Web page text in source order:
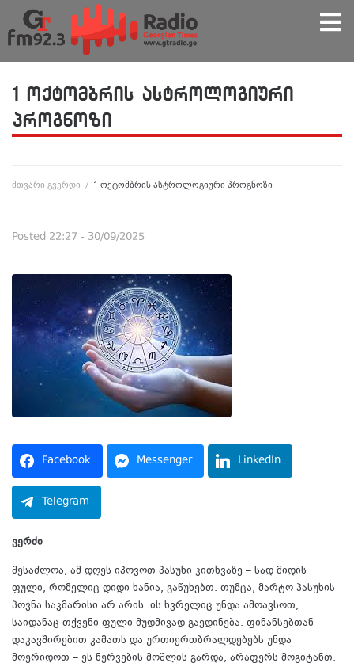
1 ოქტომბრის ასტროლოგიური
პროგნოზი
მთვარი გვერდი / 1 ოქტომბრის ასტროლოგიური პროგნოზი
Posted 22:27 - 30/09/2025
Facebook Messenger LinkedIn
Telegram
ვერძი
შესაძლოა, ამ დღეს იპოვოთ პასუხი კითხვაზე – სად მიდის
ფული, რომელიც დიდი ხანია, გაწუხებთ. თუმცა, მარტო პასუხის
პოვნა საკმარისი არ არის. ის ხვრელიც უნდა ამოავსოთ,
საიდანაც თქვენი ფული მუდმივად გაედინება. ფინანსებთან
დაკავშირებით კამათს და ურთიერთბრალდებებს უნდა
მოერიდოთ – ეს ნერვების მოშლის გარდა, არაფერს მოგიტანთ.